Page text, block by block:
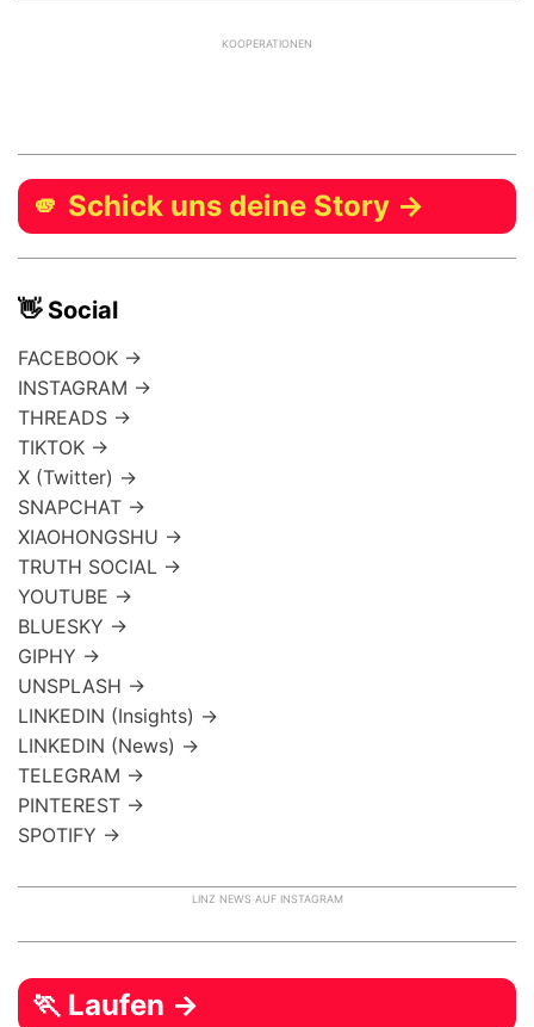
KOOPERATIONEN
🫵 Schick uns deine Story →
👋 Social
FACEBOOK →
INSTAGRAM →
THREADS →
TIKTOK →
X (Twitter) →
SNAPCHAT →
XIAOHONGSHU →
TRUTH SOCIAL →
YOUTUBE →
BLUESKY →
GIPHY →
UNSPLASH →
LINKEDIN (Insights) →
LINKEDIN (News) →
TELEGRAM →
PINTEREST →
SPOTIFY →
LINZ NEWS AUF INSTAGRAM
🏃 Laufen →